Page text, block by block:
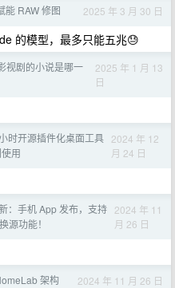
能 RAW 修图 2025 年 3 月 30 日
的模型，最多只能五兆😓
视剧的小说是哪一
2025 年 1 月 13
日
时开源插件化桌面工具
用
2024 年 12
月 24 日
：手机 App 发布，支持
源功能！
2024 年 11
月 26 日
架构 2024 年 11 月 26 日